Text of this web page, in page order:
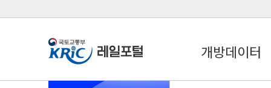
개방데이터